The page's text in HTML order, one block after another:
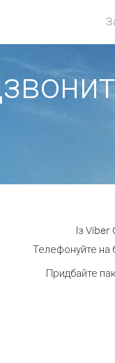
Із
Телефонуйте на
Придбайте